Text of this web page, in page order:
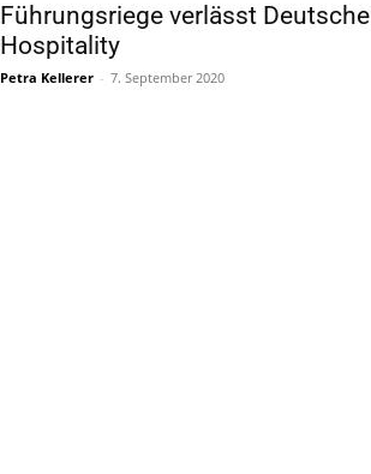
Führungsriege verlässt Deutsche
Hospitality
Petra Kellerer - 7. September 2020